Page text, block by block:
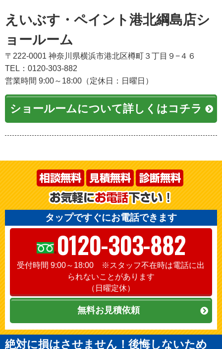
えいぶす・ペイント港北綱島店シ
ョールーム
〒222-0001 神奈川県横浜市港北区樽町３丁目９−４６
TEL：0120-303-882
営業時間 9:00～18:00（定休日：日曜日）
ショールームについて詳しくはコチラ
タップですぐにお電話できます
0120-303-882
受付時間 9:00～18:00 ※スタッフ不在時は電話に出
られないことがあります
（日曜定休）
無料お見積依頼
絶対に損はさせません！後悔しないため